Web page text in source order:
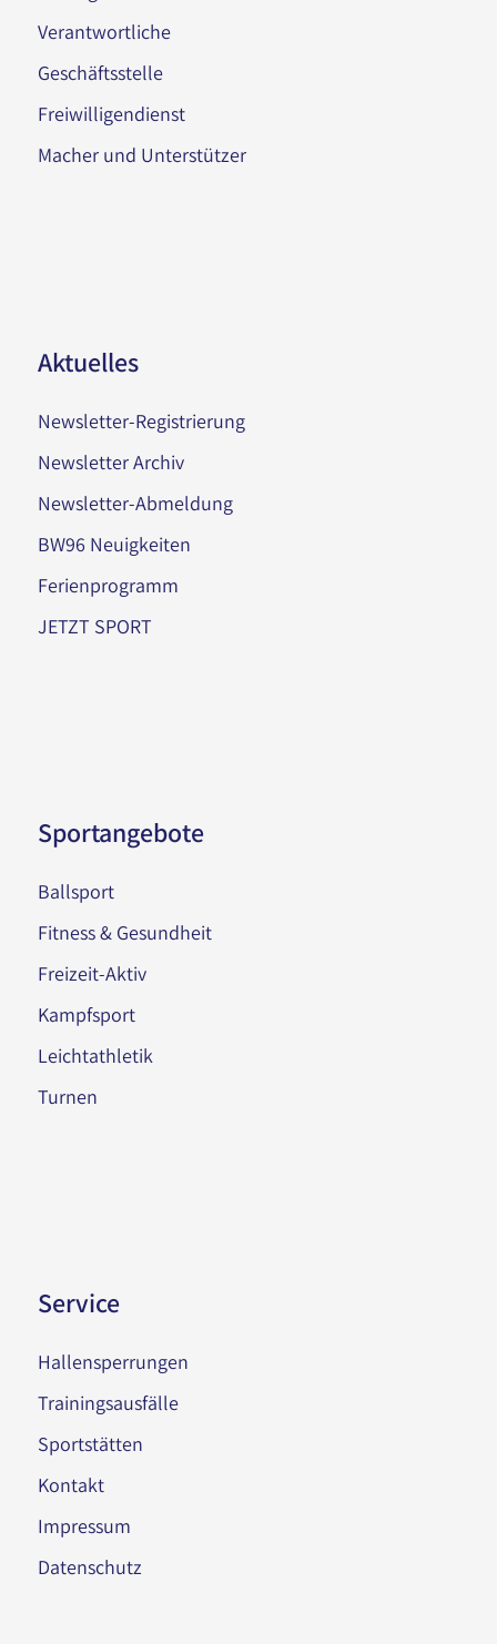
Verantwortliche
Geschäftsstelle
Freiwilligendienst
Macher und Unterstützer
Aktuelles
Newsletter-Registrierung
Newsletter Archiv
Newsletter-Abmeldung
BW96 Neuigkeiten
Ferienprogramm
JETZT SPORT
Sportangebote
Ballsport
Fitness & Gesundheit
Freizeit-Aktiv
Kampfsport
Leichtathletik
Turnen
Service
Hallensperrungen
Trainingsausfälle
Sportstätten
Kontakt
Impressum
Datenschutz